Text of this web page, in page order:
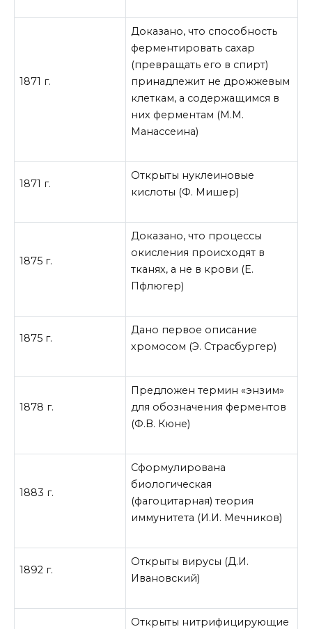
1871 г.
Доказано, что способность
ферментировать сахар
(превращать его в спирт)
принадлежит не дрожжевым
клеткам, а содержащимся в
них ферментам (М.М.
Манассеина)
1871 г.
Открыты нуклеиновые
кислоты (Ф. Мишер)
1875 г.
Доказано, что процессы
окисления происходят в
тканях, а не в крови (Е.
Пфлюгер)
1875 г.
Дано первое описание
хромосом (Э. Страсбургер)
1878 г.
Предложен термин «энзим»
для обозначения ферментов
(Ф.В. Кюне)
1883 г.
Сформулирована
биологическая
(фагоцитарная) теория
иммунитета (И.И. Мечников)
1892 г.
Открыты вирусы (Д.И.
Ивановский)
Открыты нитрифицирующие